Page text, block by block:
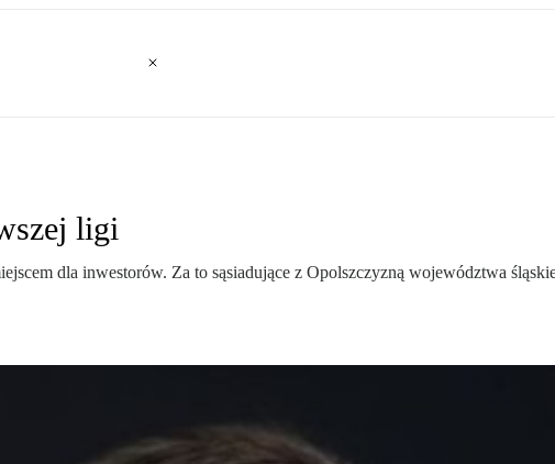
ligi
dla inwestorów. Za to sąsiadujące z Opolszczyzną województwa